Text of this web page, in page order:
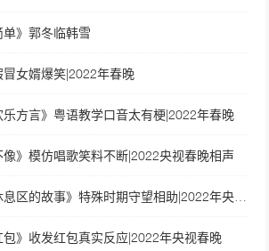
》郭冬临韩雪
女婿爆笑|2022年春晚
方言》粤语教学口音太有梗|2022年春晚
》模仿唱歌笑料不断|2022央视春晚相声
》收发红包真实反应|2022年央视春晚